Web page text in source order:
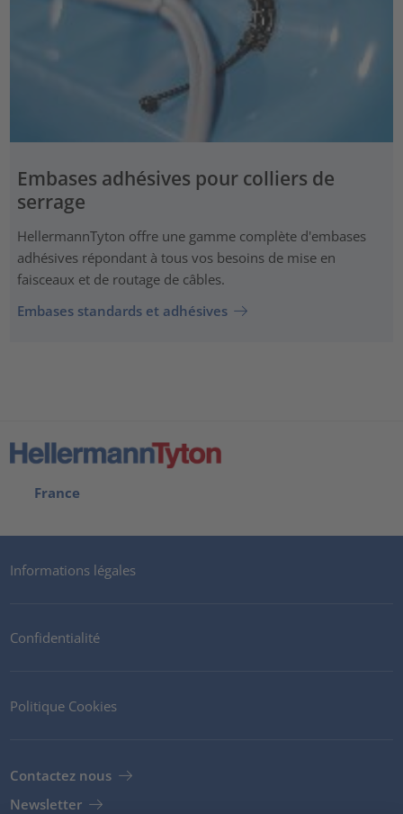
Embases adhésives pour colliers de
serrage
HellermannTyton offre une gamme complète d'embases
adhésives répondant à tous vos besoins de mise en
faisceaux et de routage de câbles.
Embases standards et adhésives
France
Informations légales
Confidentialité
Politique Cookies
Contactez nous
Newsletter